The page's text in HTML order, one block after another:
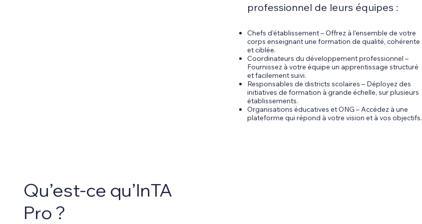
professionnel de leurs équipes :
Chefs d’établissement – Offrez à l’ensemble de votre
corps enseignant une formation de qualité, cohérente
et ciblée.
Coordinateurs du développement professionnel –
Fournissez à votre équipe un apprentissage structuré
et facilement suivi.
Responsables de districts scolaires – Déployez des
initiatives de formation à grande échelle, sur plusieurs
établissements.
Organisations éducatives et ONG – Accédez à une
plateforme qui répond à votre vision et à vos objectifs.
Qu’est-ce qu’InTA
Pro ?